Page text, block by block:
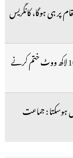
پر ہی ہوگا، کانگریس
حیدرآباد کے 15 اسمبلی حلقوں سے 10 لاکھ ووٹ ختم کرنے
ہوسکتا : جماعت